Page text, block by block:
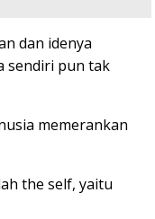
dan idenya
sendiri pun tak
memerankan
the self, yaitu